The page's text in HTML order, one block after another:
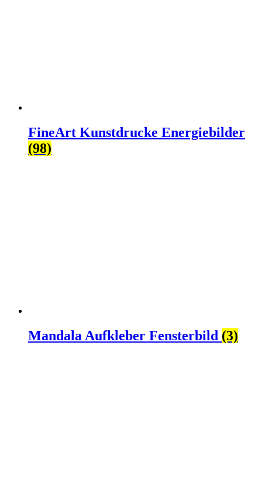
FineArt Kunstdrucke Energiebilder
(98)
Mandala Aufkleber Fensterbild (3)